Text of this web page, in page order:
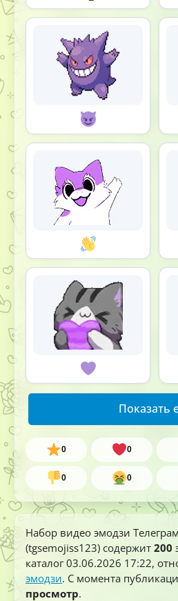
Показать
0 0
0 0
Набор видео эмодзи Телеграм
(tgsemojiss123) содержит 200
каталог03.06.2026 17:22,
эмодзи. С момента
просмотр.